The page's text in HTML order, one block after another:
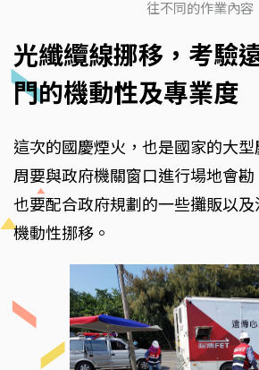
往不同的作業內容
光纖纜線挪移，考驗
門的機動性及專業度
這次的國慶煙火，也是國家的大
周要與政府機關窗口進行場地會勘
也要配合政府規劃的一些攤販以
機動性挪移。